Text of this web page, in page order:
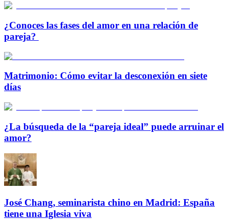
¿Conoces las fases del amor en una relación de
pareja?
Matrimonio: Cómo evitar la desconexión en siete
días
¿La búsqueda de la “pareja ideal” puede arruinar el
amor?
José Chang, seminarista chino en Madrid: España
tiene una Iglesia viva